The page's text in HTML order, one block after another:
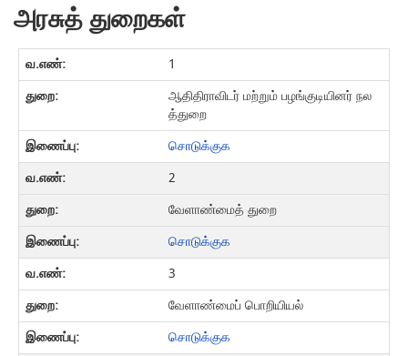
அரசுத் துறைகள்
1
ஆதிதிராவிடர் மற்றும் பழங்குடியினர் நல
த்துறை
சொடுக்குக
2
வேளாண்மைத் துறை
சொடுக்குக
3
வேளாண்மைப் பொறியியல்
சொடுக்குக